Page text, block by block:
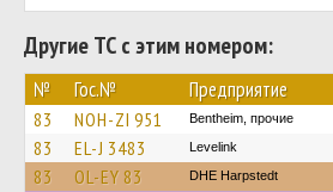
Другие ТС с этим номером:
№ Гос.№ Предприятие
83 NOH-ZI 951 Bentheim, прочие
83 EL-J 3483 Levelink
83 OL-EY 83 DHE Harpstedt